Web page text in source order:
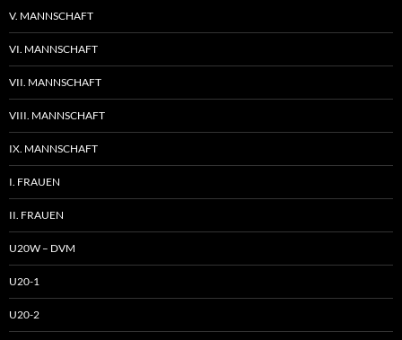
V. MANNSCHAFT
VI. MANNSCHAFT
VII. MANNSCHAFT
VIII. MANNSCHAFT
IX. MANNSCHAFT
I. FRAUEN
II. FRAUEN
U20W – DVM
U20-1
U20-2